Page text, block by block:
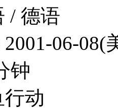
/ 德语
2001-06-08(
钟
行动